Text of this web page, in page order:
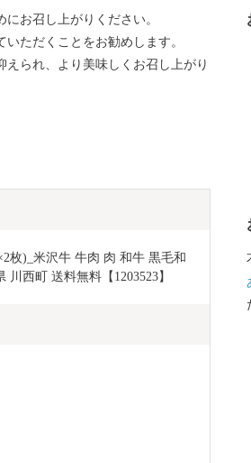
お召し上がりください。
ただくことをお勧めします。
られ、より美味しくお召し上がり
枚)_米沢牛 牛肉 肉 和牛 黒毛和
西町 送料無料【1203523】